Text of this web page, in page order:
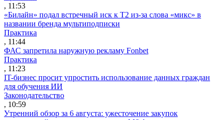
, 11:53
«Билайн» подал встречный иск к Т2 из-за слова «микс» в
названии бренда мультиподписки
Практика
, 11:44
ФАС запретила наружную рекламу Fonbet
Практика
, 11:23
IT-бизнес просит упростить использование данных граждан
для обучения ИИ
Законодательство
, 10:59
Утренний обзор за 6 августа: ужесточение закупок